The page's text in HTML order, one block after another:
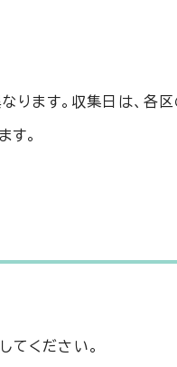
ります。収集日は、各
す。
ください。